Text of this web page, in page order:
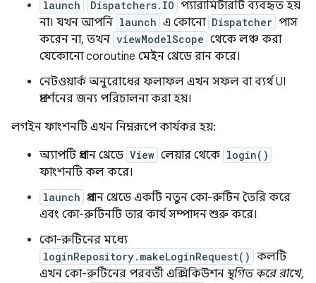
launch Dispatchers.IO প্যারামিটারটি ব্যবহৃত হয়
না। যখন আপনি launch এ কোনো Dispatcher পাস
করেন না, তখন viewModelScope থেকে লঞ্চ করা
যেকোনো coroutine মেইন থ্রেডে রান করে।
নেটওয়ার্ক অনুরোধের ফলাফল এখন সফল বা ব্যর্থ UI
প্রদর্শনের জন্য পরিচালনা করা হয়।
লগইন ফাংশনটি এখন নিম্নরূপে কার্যকর হয়:
অ্যাপটি প্রধান থ্রেডে View লেয়ার থেকে login()
ফাংশনটি কল করে।
launch প্রধান থ্রেডে একটি নতুন কো-রুটিন তৈরি করে
এবং কো-রুটিনটি তার কার্য সম্পাদন শুরু করে।
কো-রুটিনের মধ্যে
loginRepository.makeLoginRequest() কলটি
এখন কো-রুটিনের পরবর্তী এক্সিকিউশন স্থগিত করে রাখে,